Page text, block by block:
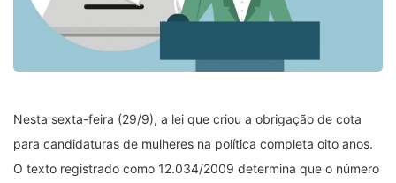
Nesta sexta-feira (29/9), a lei que criou a obrigação de cota
para candidaturas de mulheres na política completa oito anos.
O texto registrado como 12.034/2009 determina que o número